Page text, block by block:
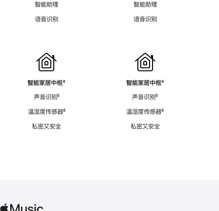
智能助理
语音识别
智能家居中枢脚
⁴
声音识别脚
⁵
温湿度传感器脚
⁶
私密又安全
智能助理
语音识别
智能家居中枢脚
⁴
声音识别脚
⁵
温湿度传感器脚
⁶
私密又安全